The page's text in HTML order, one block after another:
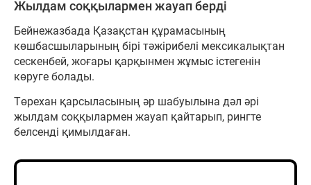
Жылдам соққылармен жауап берді
Бейнежазбада Қазақстан құрамасының
көшбасшыларының бірі тәжірибелі мексикалықтан
сескенбей, жоғары қарқынмен жұмыс істегенін
көруге болады.
Төрехан қарсыласының әр шабуылына дәл әрі
жылдам соққылармен жауап қайтарып, рингте
белсенді қимылдаған.